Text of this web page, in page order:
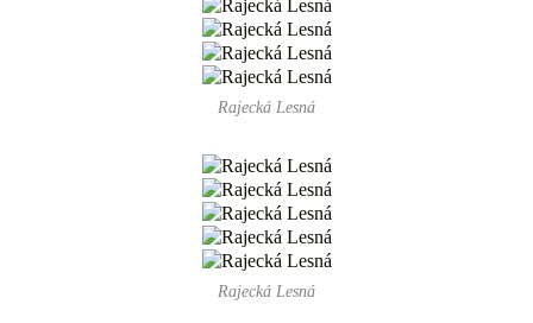
Rajecká Lesná
Rajecká Lesná